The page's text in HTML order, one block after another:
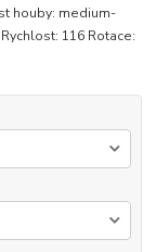
houby: medium-
116 Rotace: